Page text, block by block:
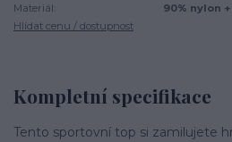
Materiál:
90% nylon
Hlídat cenu / dostupnost
Kompletní specifikace
Tento sportovní top si zamilujete